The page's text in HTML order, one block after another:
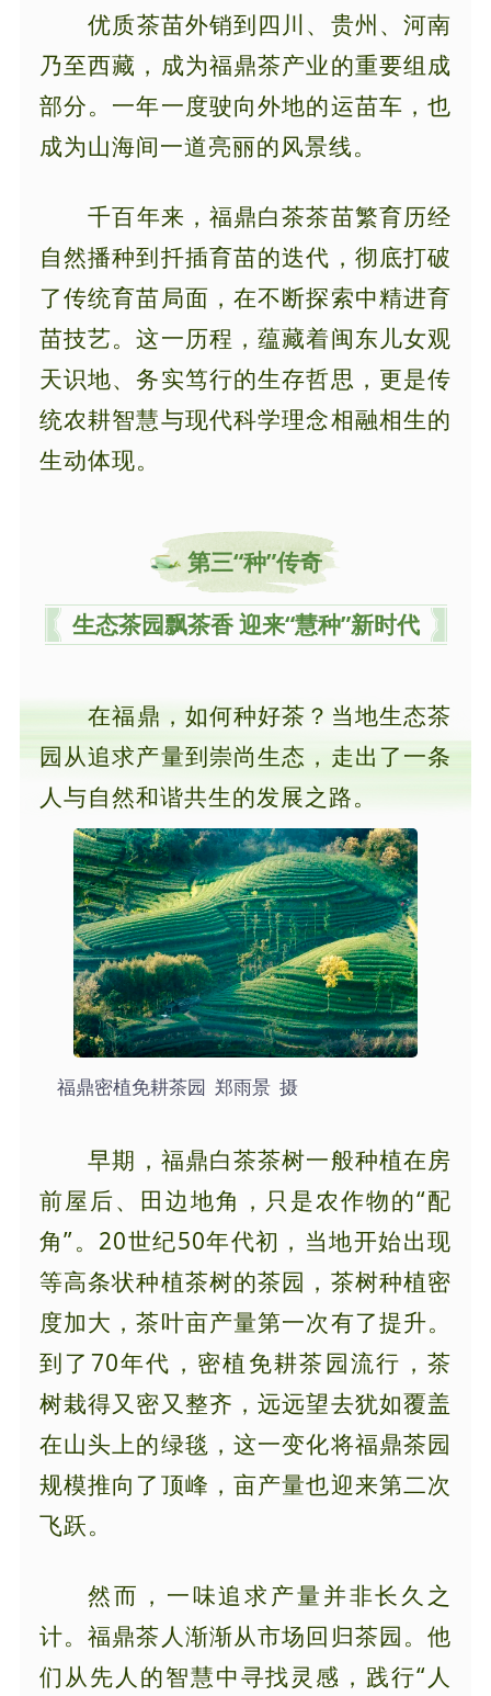
优质茶苗外销到四川、贵州、河南
乃至西藏，成为福鼎茶产业的重要组成
部分。一年一度驶向外地的运苗车，也
成为山海间一道亮丽的风景线。
千百年来，福鼎白茶茶苗繁育历经
自然播种到扦插育苗的迭代，彻底打破
了传统育苗局面，在不断探索中精进育
苗技艺。这一历程，蕴藏着闽东儿女观
天识地、务实笃行的生存哲思，更是传
统农耕智慧与现代科学理念相融相生的
生动体现。
第三“种”传奇
生态茶园飘茶香 迎来“慧种”新时代
在福鼎，如何种好茶？当地生态茶
园从追求产量到崇尚生态，走出了一条
人与自然和谐共生的发展之路。
福鼎密植免耕茶园 郑雨景 摄
早期，福鼎白茶茶树一般种植在房
前屋后、田边地角，只是农作物的“配
角”。20世纪50年代初，当地开始出现
等高条状种植茶树的茶园，茶树种植密
度加大，茶叶亩产量第一次有了提升。
到了70年代，密植免耕茶园流行，茶
树栽得又密又整齐，远远望去犹如覆盖
在山头上的绿毯，这一变化将福鼎茶园
规模推向了顶峰，亩产量也迎来第二次
飞跃。
然而，一味追求产量并非长久之
计。福鼎茶人渐渐从市场回归茶园。他
们从先人的智慧中寻找灵感，践行“人